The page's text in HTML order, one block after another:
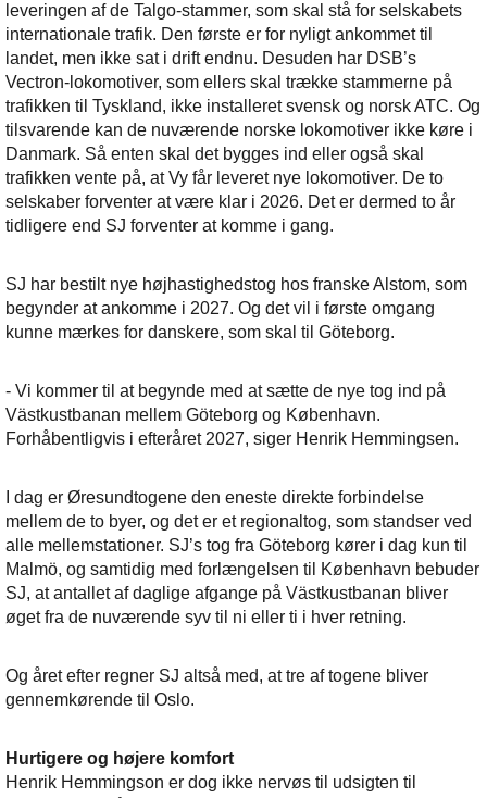
leveringen af de Talgo-stammer, som skal stå for selskabets
internationale trafik. Den første er for nyligt ankommet til
landet, men ikke sat i drift endnu. Desuden har DSB’s
Vectron-lokomotiver, som ellers skal trække stammerne på
trafikken til Tyskland, ikke installeret svensk og norsk ATC. Og
tilsvarende kan de nuværende norske lokomotiver ikke køre i
Danmark. Så enten skal det bygges ind eller også skal
trafikken vente på, at Vy får leveret nye lokomotiver. De to
selskaber forventer at være klar i 2026. Det er dermed to år
tidligere end SJ forventer at komme i gang.
SJ har bestilt nye højhastighedstog hos franske Alstom, som
begynder at ankomme i 2027. Og det vil i første omgang
kunne mærkes for danskere, som skal til Göteborg.
- Vi kommer til at begynde med at sætte de nye tog ind på
Västkustbanan mellem Göteborg og København.
Forhåbentligvis i efteråret 2027, siger Henrik Hemmingsen.
I dag er Øresundtogene den eneste direkte forbindelse
mellem de to byer, og det er et regionaltog, som standser ved
alle mellemstationer. SJ’s tog fra Göteborg kører i dag kun til
Malmö, og samtidig med forlængelsen til København bebuder
SJ, at antallet af daglige afgange på Västkustbanan bliver
øget fra de nuværende syv til ni eller ti i hver retning.
Og året efter regner SJ altså med, at tre af togene bliver
gennemkørende til Oslo.
Hurtigere og højere komfort
Henrik Hemmingson er dog ikke nervøs til udsigten til